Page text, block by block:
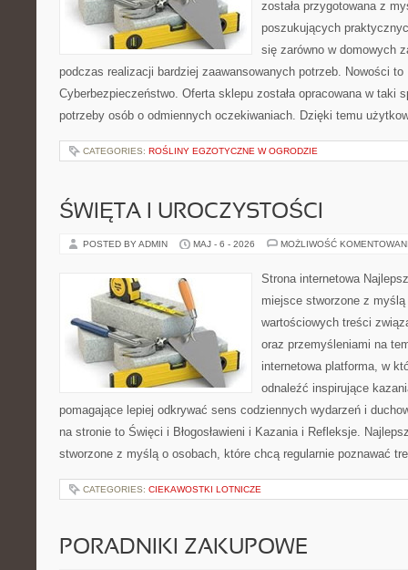
została przygotowana z
poszukujących
się zarówno w domowych
podczas realizacji bardziej zaawansowanych potrzeb. Nowości to
Cyberbezpieczeństwo. Oferta sklepu została opracowana w taki
potrzeby osób o odmiennych oczekiwaniach. Dzięki temu
CATEGORIES: ROŚLINY EGZOTYCZNE W OGRODZIE
ŚWIĘTA I UROCZYSTOŚCI
POSTED BY ADMIN MAJ - 6 - 2026 MOŻLIWOŚĆ
Strona internetowa
miejsce stworzone z
wartościowych treści
oraz przemyśleniami na
internetowa platforma, w
odnaleźć inspirujące
pomagające lepiej odkrywać sens codziennych wydarzeń i
na stronie to Święci i Błogosławieni i Kazania i Refleksje.
stworzone z myślą o osobach, które chcą regularnie poznawać
CATEGORIES: CIEKAWOSTKI LOTNICZE
PORADNIKI ZAKUPOWE